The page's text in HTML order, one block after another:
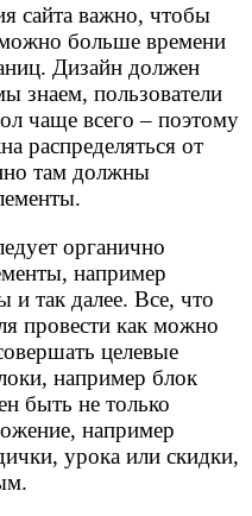
сайта важно, чтобы
больше времени
Дизайн должен
знаем, пользователи
чаще всего – поэтому
распределяться от
там должны
органично
например
и так далее. Все, что
провести как можно
целевые
например блок
быть не только
например
урока или скидки,